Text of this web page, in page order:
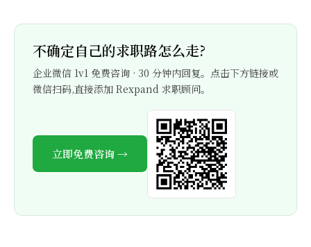
不确定自己的求职路怎么走?
企业微信 1v1 免费咨询 · 30 分钟内回复。点击下方链接或
微信扫码,直接添加 Rexpand 求职顾问。
立即免费咨询 →